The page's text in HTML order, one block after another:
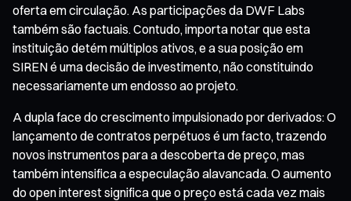
oferta em circulação. As participações da DWF Labs
também são factuais. Contudo, importa notar que esta
instituição detém múltiplos ativos, e a sua posição em
SIREN é uma decisão de investimento, não constituindo
necessariamente um endosso ao projeto.
A dupla face do crescimento impulsionado por derivados: O
lançamento de contratos perpétuos é um facto, trazendo
novos instrumentos para a descoberta de preço, mas
também intensifica a especulação alavancada. O aumento
do open interest significa que o preço está cada vez mais